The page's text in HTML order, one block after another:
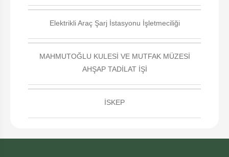
Elektrikli Araç Şarj İstasyonu İşletmeciliği
MAHMUTOĞLU KULESİ VE MUTFAK MÜZESİ
AHŞAP TADİLAT İŞİ
İSKEP